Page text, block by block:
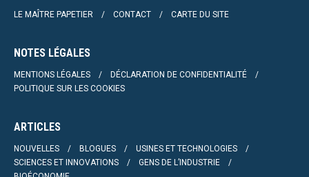
LE MAÎTRE PAPETIER CONTACT CARTE DU SITE
NOTES LÉGALES
MENTIONS LÉGALES
DÉCLARATION DE CONFIDENTIALITÉ
POLITIQUE SUR LES COOKIES
ARTICLES
NOUVELLES BLOGUES
USINES ET TECHNOLOGIES
SCIENCES ET INNOVATIONS
GENS DE L’INDUSTRIE